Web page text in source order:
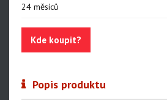
Reverb
Oleje, maziva, kapaliny
Upgrade kity
24 měsíců
Kde koupit?
Popis produktu